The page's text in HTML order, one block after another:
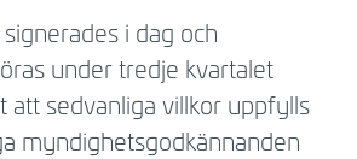
i dag och
under tredje kvartalet
att sedvanliga villkor uppfylls
myndighetsgodkännanden